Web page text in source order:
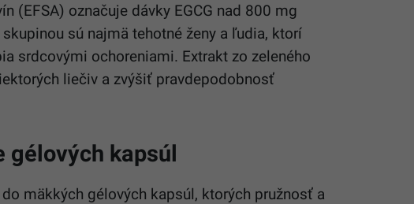
(EFSA) označuje dávky EGCG nad 800 mg
sú najmä tehotné ženy a ľudia, ktorí
srdcovými ochoreniami. Extrakt zo zeleného
liečiv a zvýšiť pravdepodobnosť
gélových kapsúl
mäkkých gélových kapsúl, ktorých pružnosť a